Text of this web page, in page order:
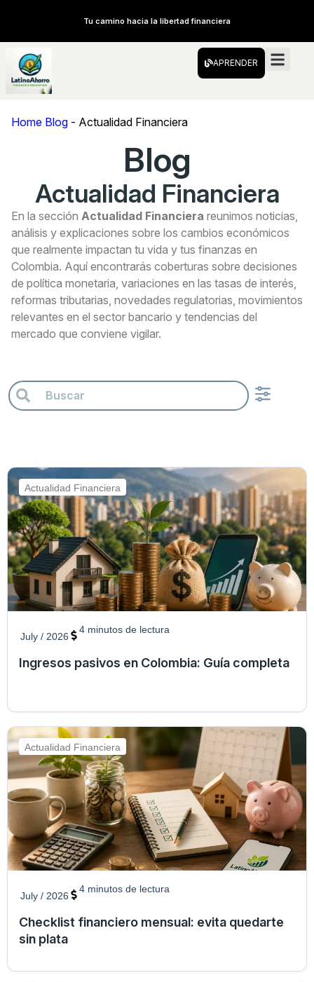
Tu camino hacia la libertad financiera
APRENDER
Home Blog - Actualidad Financiera
Blog
Actualidad Financiera
En la sección Actualidad Financiera reunimos noticias,
análisis y explicaciones sobre los cambios económicos
que realmente impactan tu vida y tus finanzas en
Colombia. Aquí encontrarás coberturas sobre decisiones
de política monetaria, variaciones en las tasas de interés,
reformas tributarias, novedades regulatorias, movimientos
relevantes en el sector bancario y tendencias del
mercado que conviene vigilar.
Actualidad Financiera
July / 2026
4 minutos de lectura
Ingresos pasivos en Colombia: Guía completa
Actualidad Financiera
July / 2026
4 minutos de lectura
Checklist financiero mensual: evita quedarte
sin plata